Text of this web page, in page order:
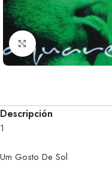
Clic para ampliar
Descripción
1
Um Gosto De Sol